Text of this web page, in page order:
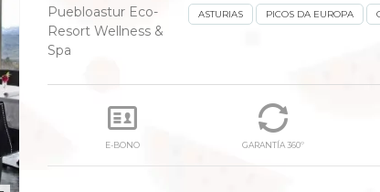
Puebloastur Eco-
Resort Wellness &
Spa
ASTURIAS PICOS DA EUROPA
E-BONO GARANTÍA 360º